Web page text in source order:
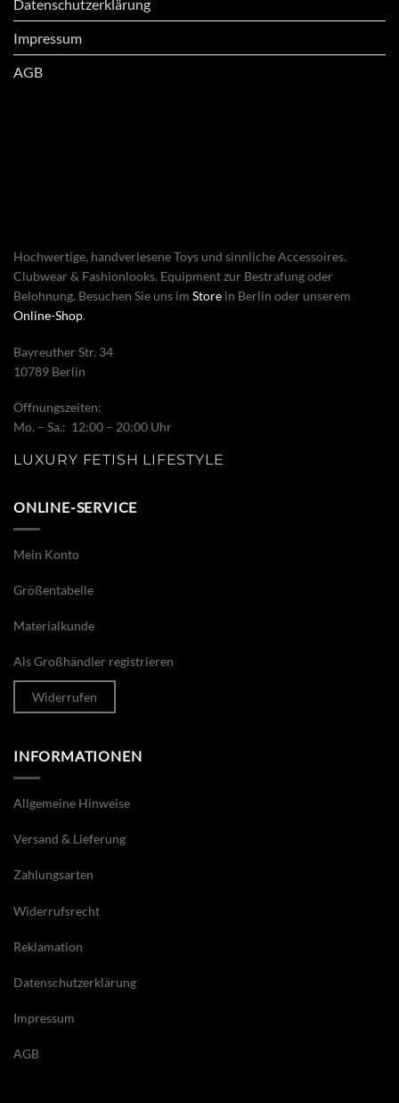
Datenschutzerklärung
Impressum
AGB
Hochwertige, handverlesene Toys und sinnliche Accessoires.
Clubwear & Fashionlooks. Equipment zur Bestrafung oder
Belohnung. Besuchen Sie uns im Store in Berlin oder unserem
Online-Shop.
Bayreuther Str. 34
10789 Berlin
Öffnungszeiten:
Mo. – Sa.: 12:00 – 20:00 Uhr
LUXURY FETISH LIFESTYLE
ONLINE-SERVICE
Mein Konto
Größentabelle
Materialkunde
Als Großhändler registrieren
Widerrufen
INFORMATIONEN
Allgemeine Hinweise
Versand & Lieferung
Zahlungsarten
Widerrufsrecht
Reklamation
Datenschutzerklärung
Impressum
AGB